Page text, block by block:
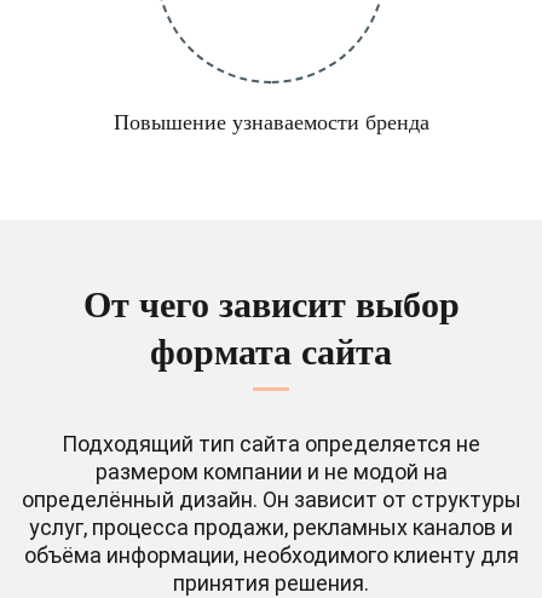
Повышение узнаваемости бренда
От чего зависит выбор
формата сайта
Подходящий тип сайта определяется не
размером компании и не модой на
определённый дизайн. Он зависит от структуры
услуг, процесса продажи, рекламных каналов и
объёма информации, необходимого клиенту для
принятия решения.